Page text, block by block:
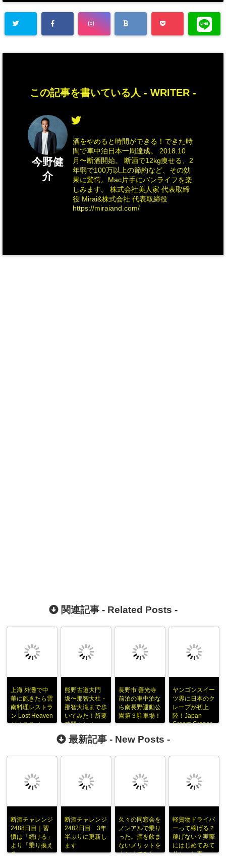
この記事を書いている人 - WRITER -
今野健
介
酒をやめると時間ができる！できた時
間で車中泊日本一周達成。 2018.10
月〜断酒開始。 断酒で12kg痩せる、2
年弱で100万以上の節約など、その効
果に驚愕。Mac片手にバンライフを楽
しみます。 株式会社美人家 代表取締
役 Mirai&株式会社 代表取締役
https://miraiand.com/
関連記事 - Related Posts -
上海 外灘で中
華に飽きたら雲
南料理レストラ
ン Lost Heaven
がオススメ
熊野古道大門
坂〜那智大社・
那智大滝まで歩
いてみた！所要
時間まとめ
長野市 善光寺
前泊の車中泊な
ら南長野運動公
園第３駐車場！
ヤンゴンスイー
ツ界に日本のク
レープが初上
陸！Japan
Cream Crapes
最新記事 - New Posts -
断酒チャレンジ
2488日目｜習
慣は「続ける」
より「乗り換え
る」
断酒チャレンジ
2482日目 3年
半ぶりに更新し
ます
久々の同窓会を
ノンアルで乗り
った。酒を飲ま
ないメリットを
まとめてみた
軽貨物ドライバ
ーって稼げる？
稼げない？実際
にはじめてみて
分かった事